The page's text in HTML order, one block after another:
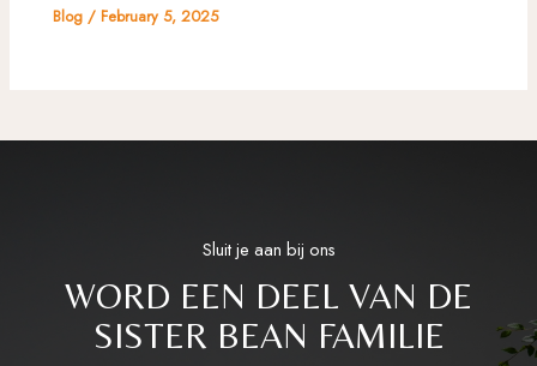
Blog /February 5, 2025
Sluit je aan bij ons
WORD EEN DEEL VAN DE
SISTER BEAN FAMILIE